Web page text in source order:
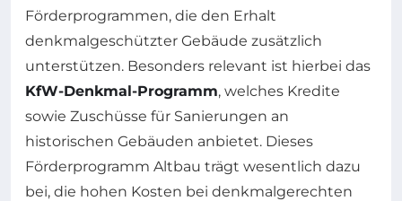
Förderprogrammen, die den Erhalt
denkmalgeschützter Gebäude zusätzlich
unterstützen. Besonders relevant ist hierbei das
KfW-Denkmal-Programm, welches Kredite
sowie Zuschüsse für Sanierungen an
historischen Gebäuden anbietet. Dieses
Förderprogramm Altbau trägt wesentlich dazu
bei, die hohen Kosten bei denkmalgerechten